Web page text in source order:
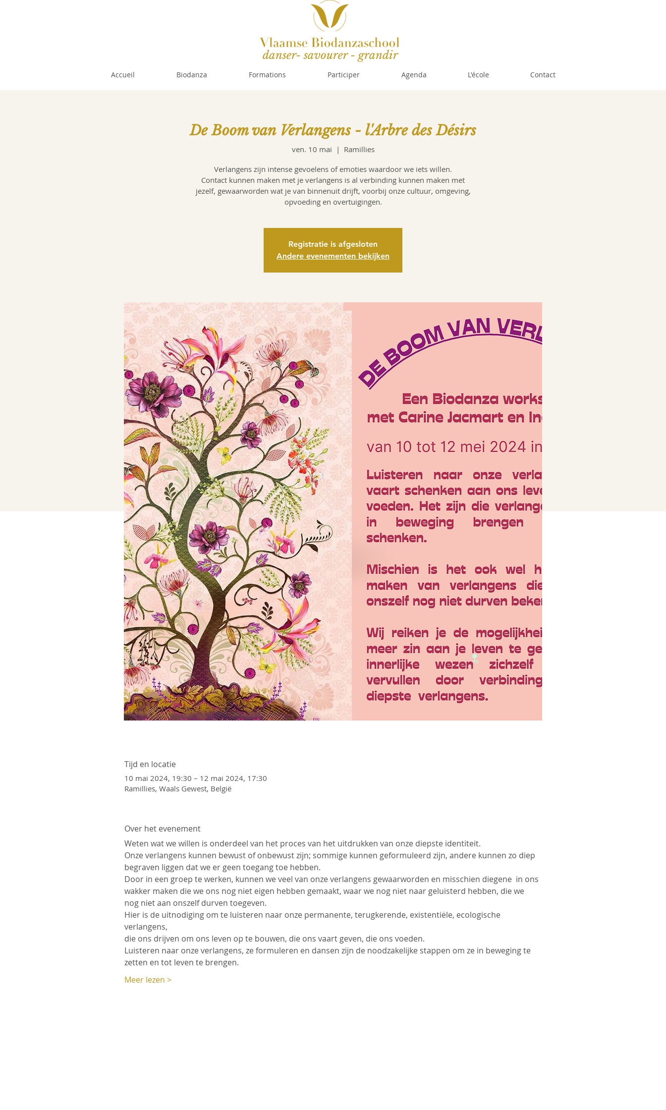
danser- savourer - grandir
Accueil Biodanza Formations Participer Agenda L'école Contact
De Boom van Verlangens - l'Arbre des Désirs
ven. 10 mai
  |
Ramillies
Verlangens zijn intense gevoelens of emoties waardoor we iets willen.
Contact kunnen maken met je verlangens is al verbinding kunnen maken met
jezelf, gewaarworden wat je van binnenuit drijft, voorbij onze cultuur, omgeving,
Registratie is afgesloten
Andere evenementen bekijken
Tijd en locatie
10 mai 2024, 19:30 – 12 mai 2024, 17:30
Ramillies, Waals Gewest, België
Over het evenement
Weten wat we willen is onderdeel van het proces van het uitdrukken van onze diepste identiteit.
Onze verlangens kunnen bewust of onbewust zijn; sommige kunnen geformuleerd zijn, andere kunnen zo diep
begraven liggen dat we er geen toegang toe hebben.
Door in een groep te werken, kunnen we veel van onze verlangens gewaarworden en misschien diegene  in ons
wakker maken die we ons nog niet eigen hebben gemaakt, waar we nog niet naar geluisterd hebben, die we
nog niet aan onszelf durven toegeven.
Hier is de uitnodiging om te luisteren naar onze permanente, terugkerende, existentiële, ecologische
verlangens,
die ons drijven om ons leven op te bouwen, die ons vaart geven, die ons voeden.
Luisteren naar onze verlangens, ze formuleren en dansen zijn de noodzakelijke stappen om ze in beweging te
zetten en tot leven te brengen.
Meer lezen >